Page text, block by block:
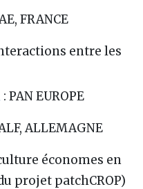
FRANCE
entre les
: PAN EUROPE
ALLEMAGNE
économes en
projet patchCROP)